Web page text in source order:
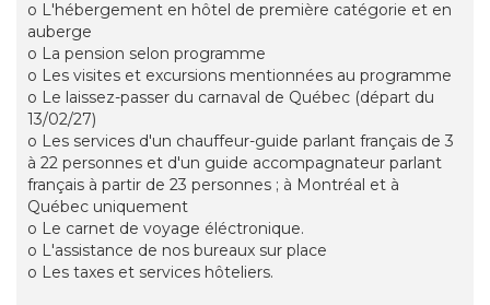
o L'hébergement en hôtel de première catégorie et en
auberge
o La pension selon programme
o Les visites et excursions mentionnées au programme
o Le laissez-passer du carnaval de Québec (départ du
13/02/27)
o Les services d'un chauffeur-guide parlant français de 3
à 22 personnes et d'un guide accompagnateur parlant
français à partir de 23 personnes ; à Montréal et à
Québec uniquement
o Le carnet de voyage éléctronique.
o L'assistance de nos bureaux sur place
o Les taxes et services hôteliers.